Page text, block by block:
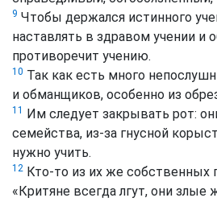
9 Чтобы держался истинного
наставлять в здравом учении и
противоречит учению.
10 Так как есть много
и обманщиков, особенно из
11
Им следует закрывать рот:
семейства, из-за гнусной
нужно учить.
12 Кто-то из их же собственных
«Критяне всегда лгут, они